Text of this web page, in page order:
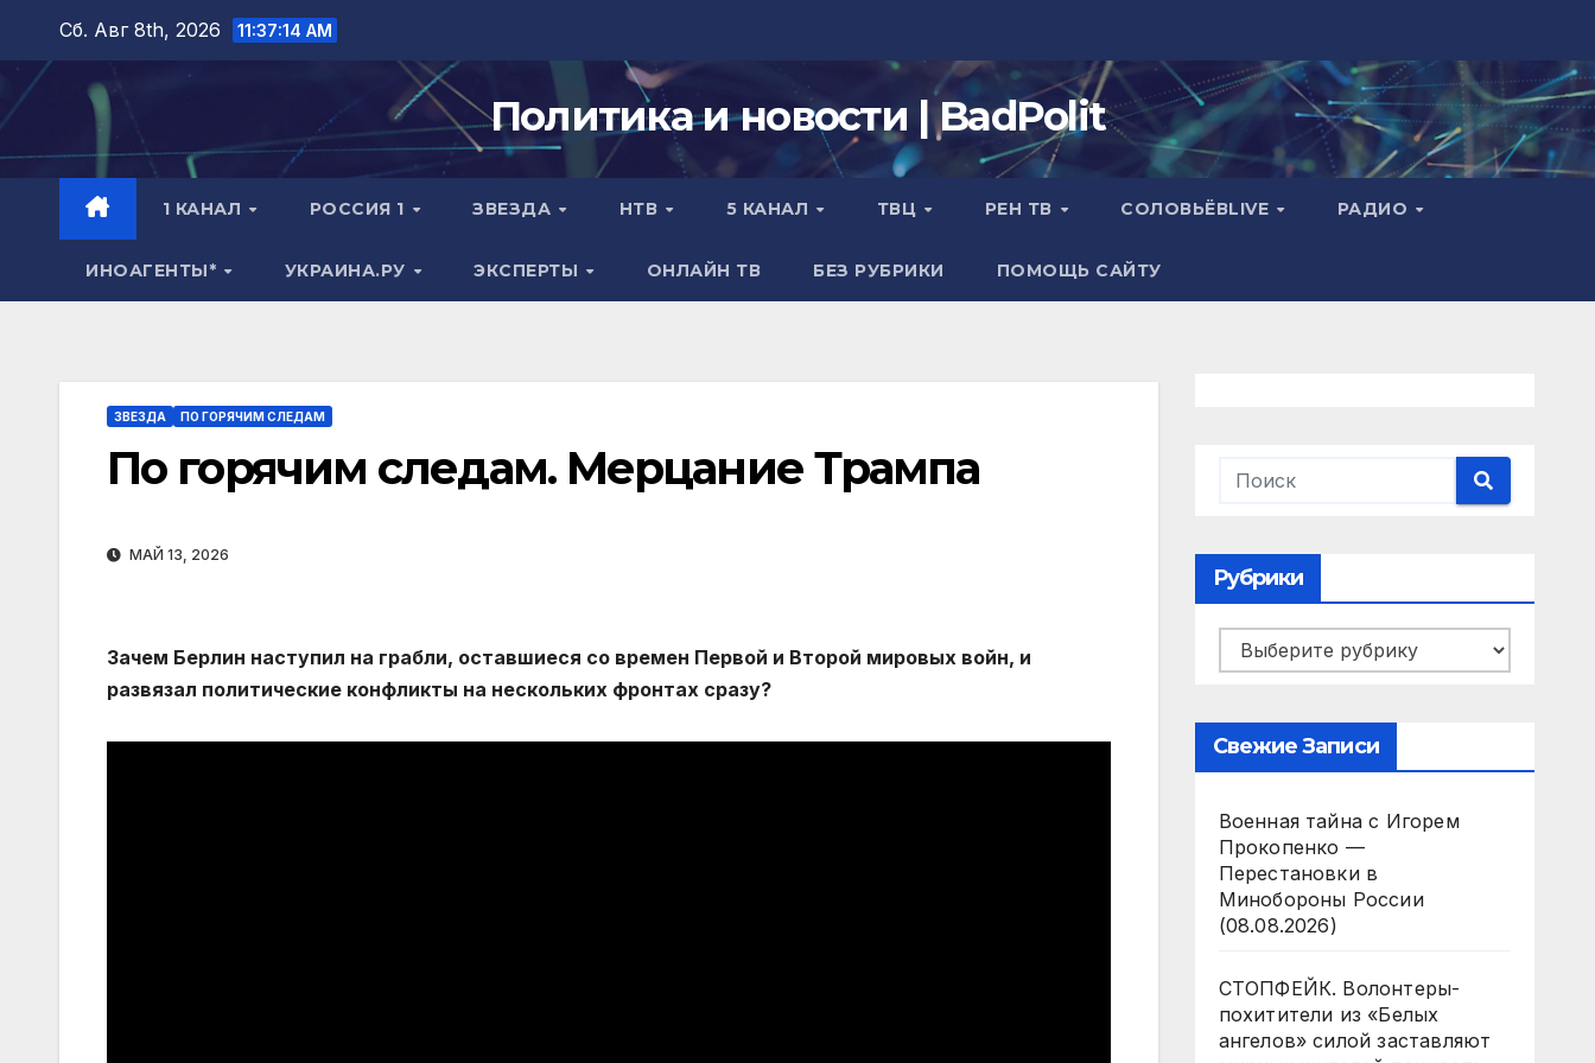
Перейти
содержимому
Сб. Авг 8th, 2026 11:37:15 AM
Политика и новости | BadPolit
1 КАНАЛ РОССИЯ 1 ЗВЕЗДА НТВ 5 КАНАЛ ТВЦ РЕН ТВ СОЛОВЬЁВLIVE РАДИО
ИНОАГЕНТЫ* УКРАИНА.РУ ЭКСПЕРТЫ ОНЛАЙН ТВ БЕЗ РУБРИКИ ПОМОЩЬ САЙТУ
ЗВЕЗДА ПО ГОРЯЧИМ СЛЕДАМ
По горячим следам. Мерцание Трампа
МАЙ 13, 2026
Зачем Берлин наступил на грабли, оставшиеся со времен Первой и Второй мировых войн, и
развязал политические конфликты на нескольких фронтах сразу?
Рубрики
Рубрики
Свежие Записи
Военная тайна с Игорем
Прокопенко —
Перестановки в
Минобороны России
(08.08.2026)
СТОПФЕЙК. Волонтеры-
похитители из «Белых
ангелов» силой заставляют